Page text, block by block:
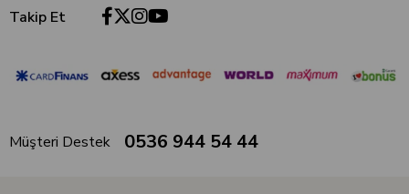
Takip Et
Müşteri Destek 0536 944 54 44